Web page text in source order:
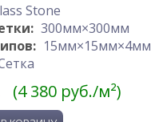
Stone
300мм×300мм
15мм×15мм×4мм
(4 380 руб./м²)